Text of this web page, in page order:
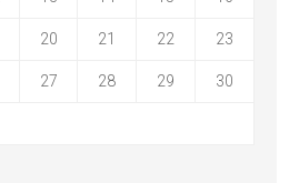
20 21 22 23
27 28 29 30